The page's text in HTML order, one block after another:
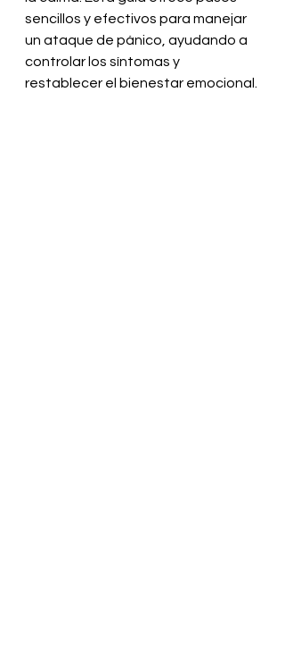
sencillos y efectivos para manejar
un ataque de pánico, ayudando a
controlar los síntomas y
restablecer el bienestar emocional.